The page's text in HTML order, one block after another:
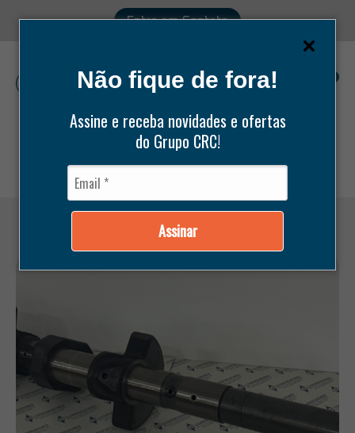
Não fique de fora!
Assine e receba novidades e ofertas
do Grupo CRC!
Assinar
Entre em Contato